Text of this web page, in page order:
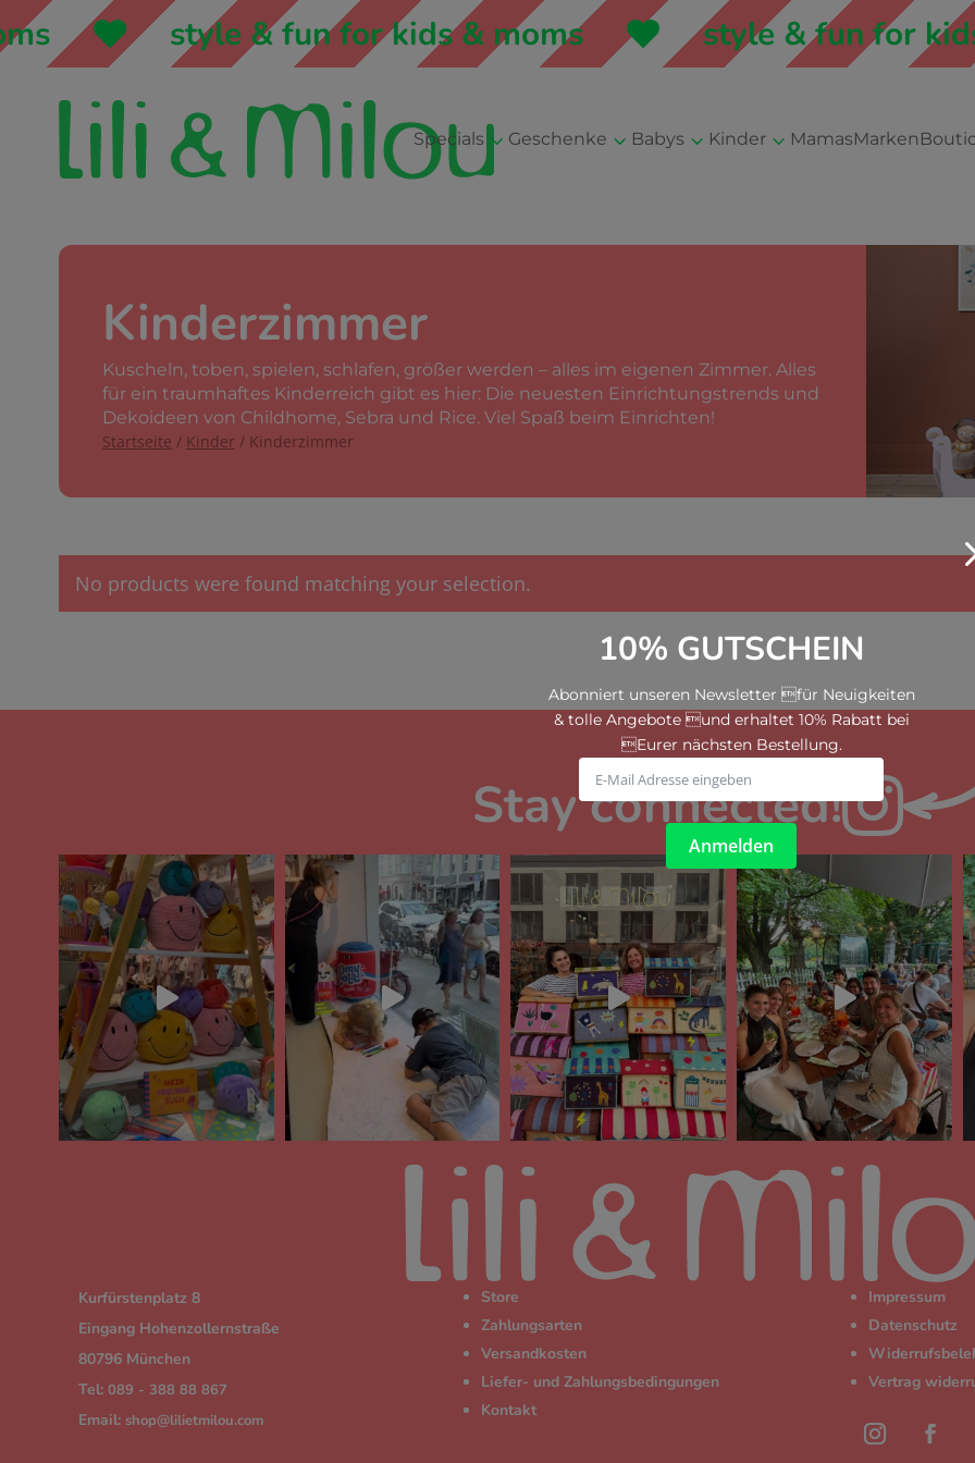
style & fun for kids & moms style & fun for kids
Specials 3 Geschenke 3 Babys 3 Kinder3 MamasMarken
10% GUTSCHEIN
Abonniert unseren Newsletter für Neuigkeiten
& tolle Angebote und erhaltet 10% Rabatt bei
Eurer nächsten Bestellung.
Anmelden
Kinderzimmer
Kuscheln, toben, spielen, schlafen, größer werden – alles im eigenen Zimmer. Alles
für ein traumhaftes Kinderreich gibt es hier: Die neuesten Einrichtungstrends und
Dekoideen von Childhome, Sebra und Rice. Viel Spaß beim Einrichten!
Startseite / Kinder / Kinderzimmer
No products were found matching your selection.
Stay connected!
Kurfürstenplatz 8
Eingang Hohenzollernstraße
80796 München
Tel: 089 - 388 88 867
Email: shop@lilietmilou.com
Store
Zahlungsarten
Versandkosten
Liefer- und Zahlungsbedingungen
Kontakt
Impressum
Datenschutz
Vertrag